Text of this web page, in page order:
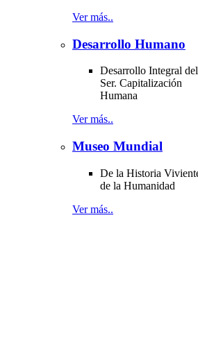
Ver más..
Desarrollo Humano
Desarrollo Integral del
Ser. Capitalización
Humana
Ver más..
Museo Mundial
De la Historia
de la Humanidad
Ver más..